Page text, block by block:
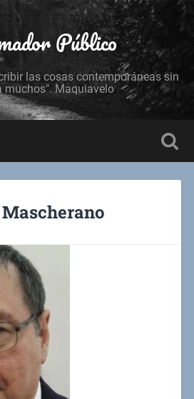
Público
las cosas contemporáneas sin
muchos". Maquiavelo